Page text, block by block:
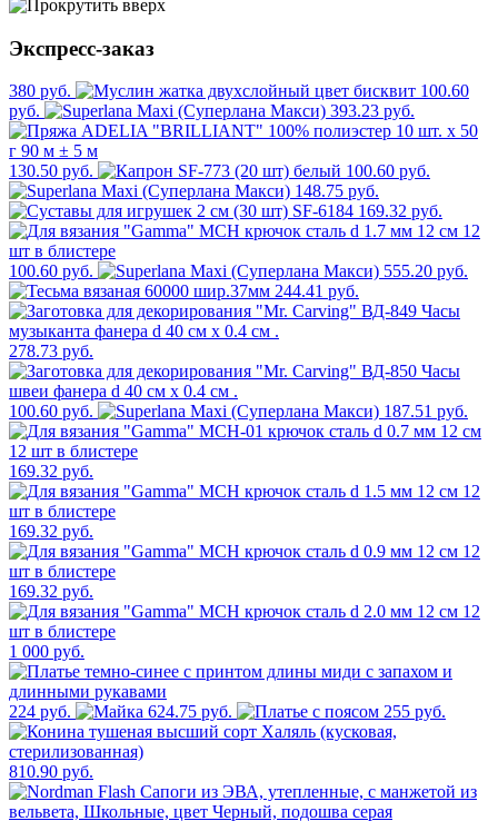
Экспресс-заказ
380 руб.
100.60
руб.
393.23 руб.
130.50 руб.
100.60 руб.
148.75 руб.
169.32 руб.
100.60 руб.
555.20 руб.
244.41 руб.
278.73 руб.
100.60 руб. 187.51 руб.
169.32 руб.
169.32 руб.
169.32 руб.
1 000 руб.
224 руб. 624.75 руб. 255 руб.
810.90 руб.